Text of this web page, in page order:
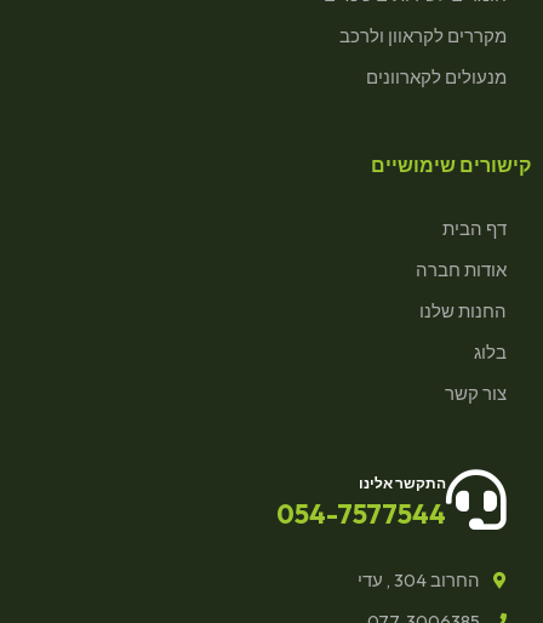
מקררים לקראוון ולרכב
מנעולים לקארוונים
קישורים שימושיים
דף הבית
אודות חברה
החנות שלנו
בלוג
צור קשר
התקשר אלינו
054-7577544
החרוב 304 , עדי